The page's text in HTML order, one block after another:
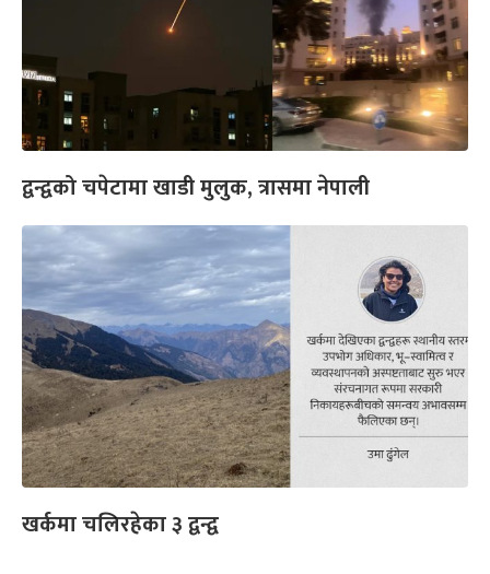
द्वन्द्वको चपेटामा खाडी मुलुक, त्रासमा नेपाली
खर्कमा चलिरहेका ३ द्वन्द्व